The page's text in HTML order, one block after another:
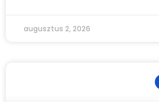
augusztus 2, 2026